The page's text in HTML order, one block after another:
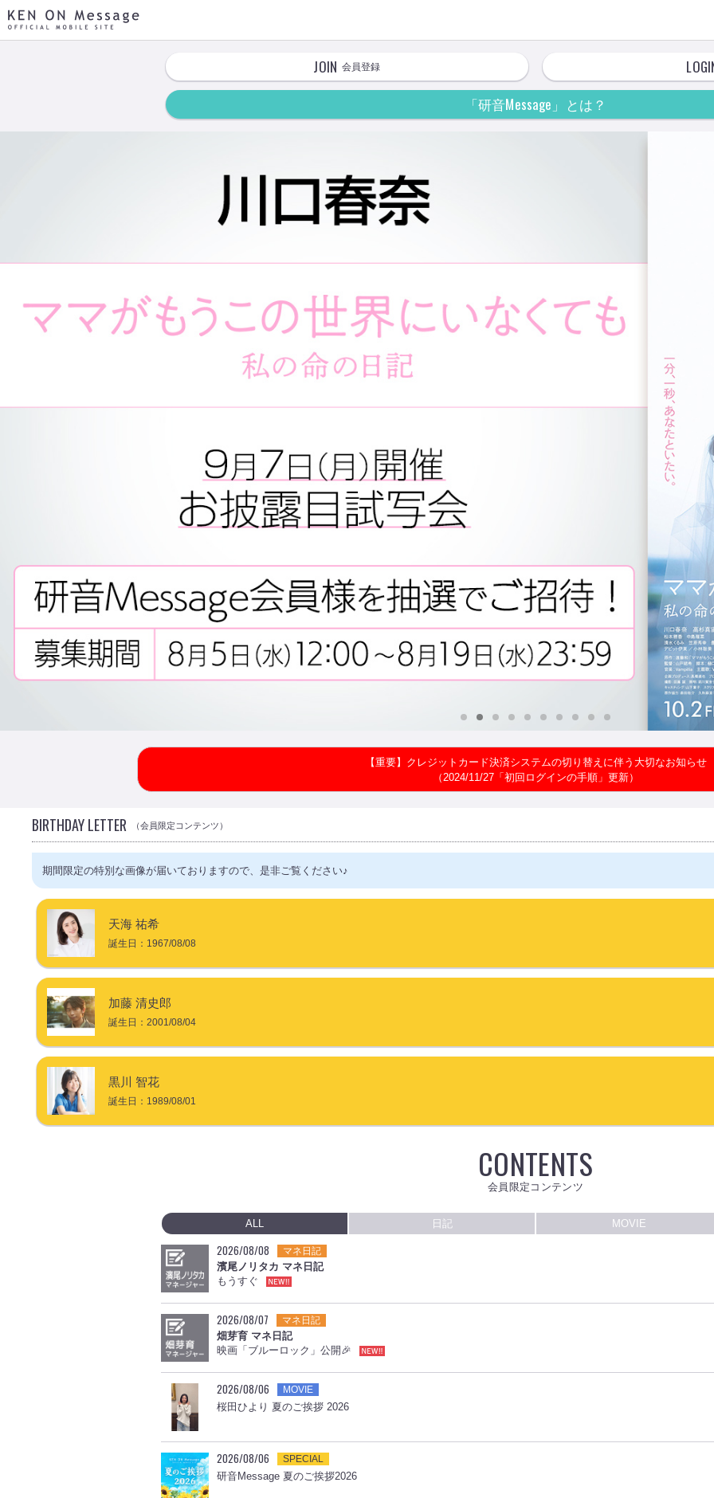
JOIN 会員登録
「研音Message」とは？
【重要】クレジットカード決済システムの切り替えに伴う大切なお知らせ
（2024/11/27「初回ログインの手順」更新）
BIRTHDAY LETTER （会員限定コンテンツ）
期間限定の特別な画像が届いておりますので、是非ご覧ください♪
天海 祐希
誕生日： 1967/08/08
加藤 清史郎
誕生日：2001/08/04
黒川 智花
誕生日： 1989/08/01
CONTENTS
会員限定コンテンツ
ALL 日記 MOVIE
2026/08/08 マネ日記
濱尾ノリタカ マネ日記
もうすぐ
2026/08/07 マネ日記
畑芽育 マネ日記
映画「ブルーロック」公開🎉
2026/08/06 MOVIE
桜田ひより 夏のご挨拶 2026
2026/08/06 SPECIAL
研音Message 夏のご挨拶2026